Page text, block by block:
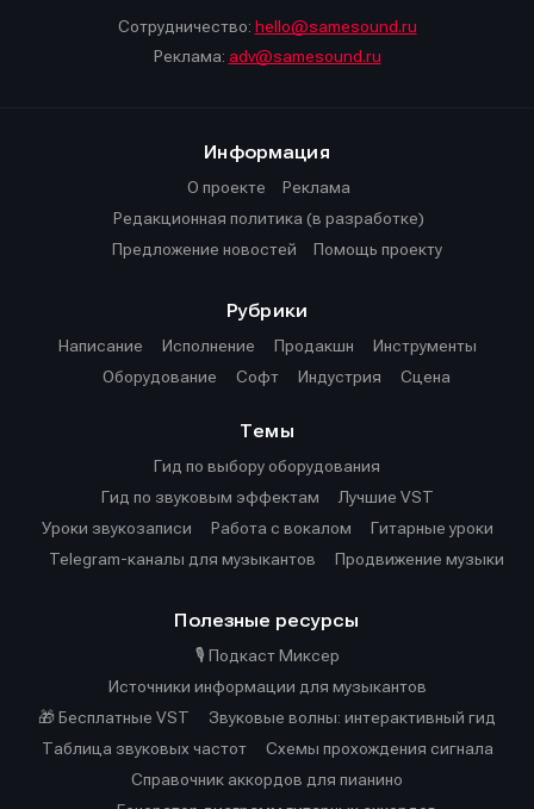
Сотрудничество: hello@samesound.ru
Реклама: adv@samesound.ru
Информация
О проекте
Реклама
Редакционная политика (в разработке)
Предложение новостей
Помощь проекту
Рубрики
Написание
Исполнение Продакшн
Инструменты
Оборудование
Софт Индустрия Сцена
Темы
Гид по выбору оборудования
Гид по звуковым эффектам
Лучшие VST
Уроки звукозаписи
Работа с вокалом
Гитарные уроки
Telegram-каналы для музыкантов
Продвижение музыки
Полезные ресурсы
🎙️ Подкаст Миксер
Источники информации для музыкантов
🎁 Бесплатные VST
Звуковые волны: интерактивный гид
Таблица звуковых частот
Cхемы прохождения сигнала
Справочник аккордов для пианино